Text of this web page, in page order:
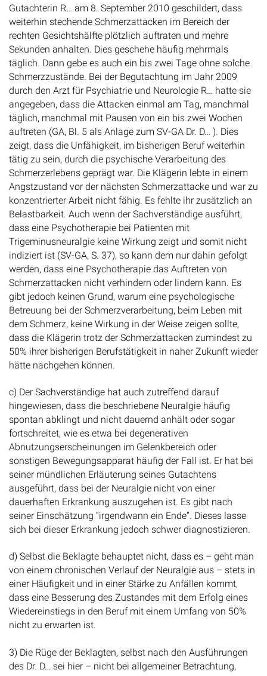
Gutachterin R… am 8. September 2010 geschildert, dass
weiterhin stechende Schmerzattacken im Bereich der
rechten Gesichtshälfte plötzlich auftraten und mehre
Sekunden anhalten. Dies geschehe häufig mehrmals
täglich. Dann gebe es auch ein bis zwei Tage ohne solche
Schmerzzustände. Bei der Begutachtung im Jahr 2009
durch den Arzt für Psychiatrie und Neurologie R… hatte sie
angegeben, dass die Attacken einmal am Tag, manchmal
täglich, manchmal mit Pausen von ein bis zwei Wochen
auftreten (GA, Bl. 5 als Anlage zum SV-GA Dr. D… ). Dies
zeigt, dass die Unfähigkeit, im bisherigen Beruf weiterhin
tätig zu sein, durch die psychische Verarbeitung des
Schmerzerlebens geprägt war. Die Klägerin lebte in einem
Angstzustand vor der nächsten Schmerzattacke und war zu
konzentrierter Arbeit nicht fähig. Es fehlte ihr zusätzlich an
Belastbarkeit. Auch wenn der Sachverständige ausführt,
dass eine Psychotherapie bei Patienten mit
Trigeminusneuralgie keine Wirkung zeigt und somit nicht
indiziert ist (SV-GA, S. 37), so kann dem nur dahin gefolgt
werden, dass eine Psychotherapie das Auftreten von
Schmerzattacken nicht verhindern oder lindern kann. Es
gibt jedoch keinen Grund, warum eine psychologische
Betreuung bei der Schmerzverarbeitung, beim Leben mit
dem Schmerz, keine Wirkung in der Weise zeigen sollte,
dass die Klägerin trotz der Schmerzattacken zumindest zu
50% ihrer bisherigen Berufstätigkeit in naher Zukunft wieder
hätte nachgehen können.
c) Der Sachverständige hat auch zutreffend darauf
hingewiesen, dass die beschriebene Neuralgie häufig
spontan abklingt und nicht dauernd anhält oder sogar
fortschreitet, wie es etwa bei degenerativen
Abnutzungserscheinungen im Gelenkbereich oder
sonstigen Bewegungsapparat häufig der Fall ist. Er hat bei
seiner mündlichen Erläuterung seines Gutachtens
ausgeführt, dass bei der Neuralgie nicht von einer
dauerhaften Erkrankung auszugehen ist. Es gibt nach
seiner Einschätzung “irgendwann ein Ende”. Dieses lasse
sich bei dieser Erkrankung jedoch schwer diagnostizieren.
d) Selbst die Beklagte behauptet nicht, dass es – geht man
von einem chronischen Verlauf der Neuralgie aus – stets in
einer Häufigkeit und in einer Stärke zu Anfällen kommt,
dass eine Besserung des Zustandes mit dem Erfolg eines
Wiedereinstiegs in den Beruf mit einem Umfang von 50%
nicht zu erwarten ist.
3) Die Rüge der Beklagten, selbst nach den Ausführungen
des Dr. D… sei hier – nicht bei allgemeiner Betrachtung,